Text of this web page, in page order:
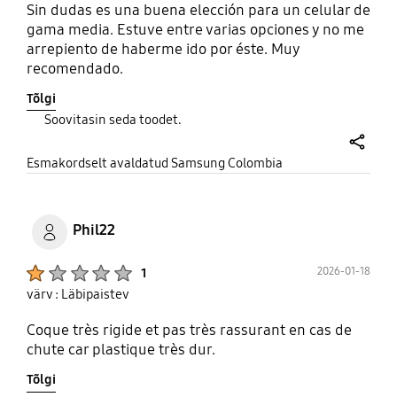
Sin dudas es una buena elección para un celular de
gama media. Estuve entre varias opciones y no me
arrepiento de haberme ido por éste. Muy
recomendado.
Tõlgi
Soovitasin seda toodet.
Esmakordselt avaldatud Samsung Colombia
Phil22
1 2026-01-18
värv : Läbipaistev
Coque très rigide et pas très rassurant en cas de
chute car plastique très dur.
Tõlgi